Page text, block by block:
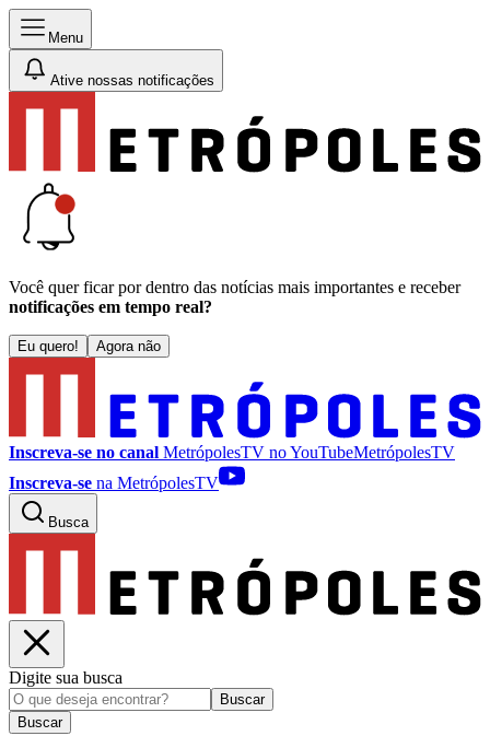
Menu
Ative nossas notificações
Você quer ficar por dentro das notícias mais importantes e receber
notificações em tempo real?
Eu quero! Agora não
Inscreva-se no canal MetrópolesTV noYouTubeMetrópolesTV
Inscreva-se na MetrópolesTV
Busca
Digite sua busca
Buscar
Buscar